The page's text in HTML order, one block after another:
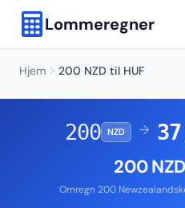
Lommeregner
Hjem 200 NZD til HUF
200 NZD →
200
Omregn 200